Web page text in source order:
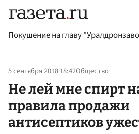
Покушение на главу
5 сентября 2018 18:42Общество
Не лей мне спирт
правила продажи
антисептиков